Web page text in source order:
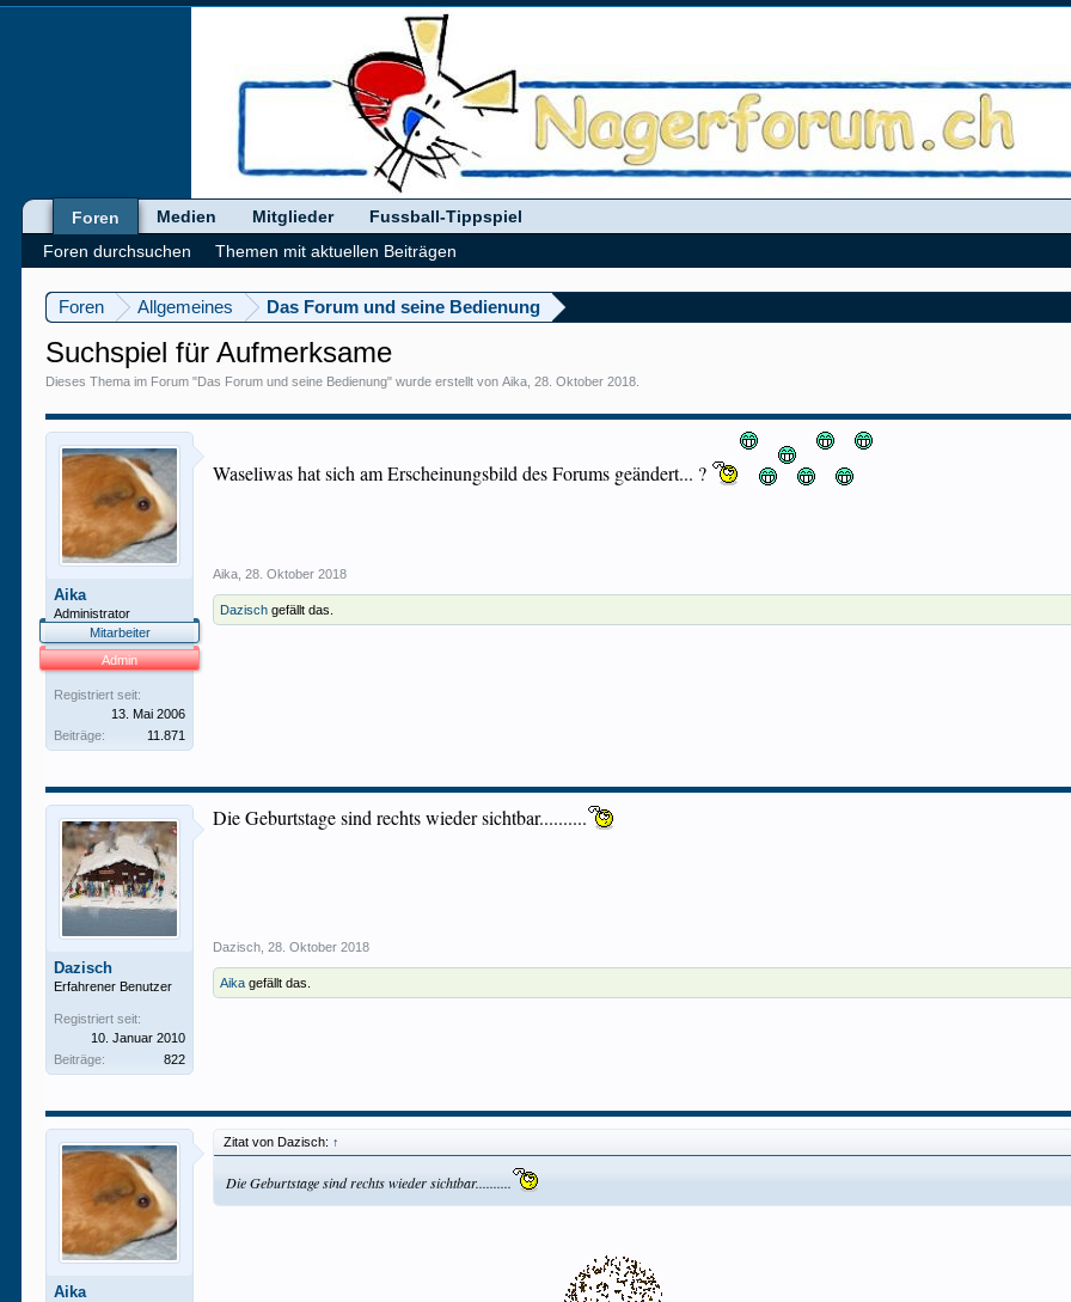
Foren Allgemeines Das Forum und seine Bedienung
Suchspiel für Aufmerksame
Dieses Thema im Forum "Das Forum und seine Bedienung" wurde erstellt vonAika ,28. Oktober 2018
Aika
Administrator
Mitarbeiter
Admin
Registriert seit:
13. Mai 2006
Beiträge:
11.871
Waseliwas hat sich am Erscheinungsbild des Forums geändert... ?
Aika 28. Oktober 2018
Dazisch gefällt das.
Dazisch
Erfahrener Benutzer
Registriert seit:
10. Januar 2010
Beiträge:
822
Die Geburtstage sind rechts wieder sichtbar..........
Dazisch 28. Oktober 2018
Aika gefällt das.
Aika
Zitat von Dazisch: ↑
Die Geburtstage sind rechts wieder sichtbar..........
Foren
Foren durchsuchen
Themen mit aktuellen Beiträgen
Medien Mitglieder Fussball-Tippspiel